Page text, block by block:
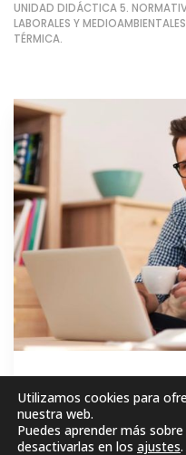
UNIDAD DIDÁCTICA 5.
LABORALES Y
TÉRMICA.
Utilizamos cookies para
nuestra web.
Puedes aprender más
desactivarlas en los ajustes.